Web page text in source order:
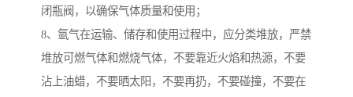
闭瓶阀，以确保气体质量和使用；
8、氩气在运输、储存和使用过程中，应分类堆放，严禁
堆放可燃气体和燃烧气体，不要靠近火焰和热源，不要
沾上油蜡，不要晒太阳，不要再扔，不要碰撞，不要在